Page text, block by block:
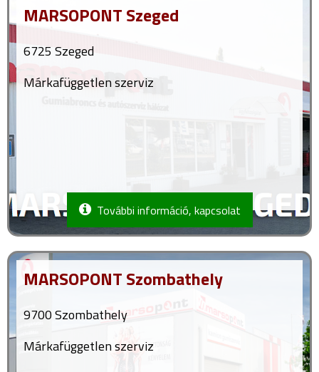
MARSOPONT Szeged
6725 Szeged
Márkafüggetlen szerviz
További információ, kapcsolat
MARSOPONT Szombathely
9700 Szombathely
Márkafüggetlen szerviz